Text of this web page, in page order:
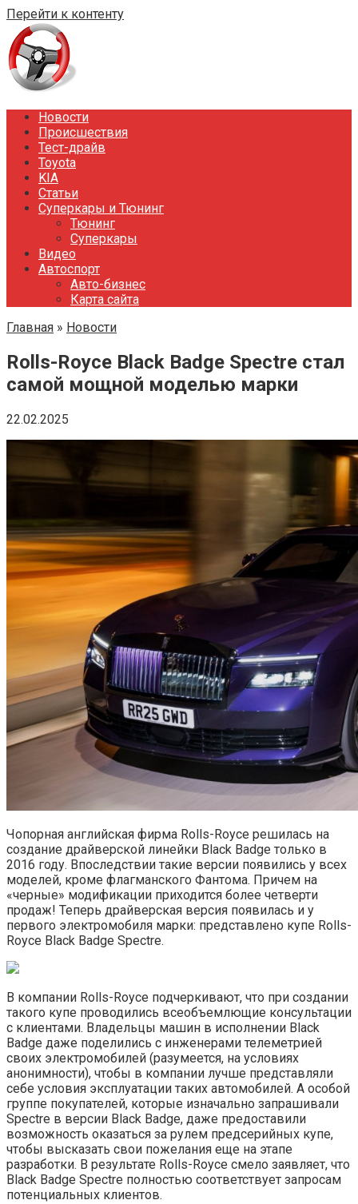
Перейти к контенту
Новости
Происшествия
Тест-драйв
Toyota
KIA
Статьи
Суперкары и Тюнинг
Тюнинг
Суперкары
Видео
Автоспорт
Авто-бизнес
Карта сайта
Главная » Новости
Rolls-Royce Black Badge Spectre стал
самой мощной моделью марки
22.02.2025
Чопорная английская фирма Rolls-Royce решилась на
создание драйверской линейки Black Badge только в
2016 году. Впоследствии такие версии появились у всех
моделей, кроме флагманского Фантома. Причем на
«черные» модификации приходится более четверти
продаж! Теперь драйверская версия появилась и у
первого электромобиля марки: представлено купе Rolls-
Royce Black Badge Spectre.
В компании Rolls-Royce подчеркивают, что при создании
такого купе проводились всеобъемлющие консультации
с клиентами. Владельцы машин в исполнении Black
Badge даже поделились с инженерами телеметрией
своих электромобилей (разумеется, на условиях
анонимности), чтобы в компании лучше представляли
себе условия эксплуатации таких автомобилей. А особой
группе покупателей, которые изначально запрашивали
Spectre в версии Black Badge, даже предоставили
возможность оказаться за рулем предсерийных купе,
чтобы высказать свои пожелания еще на этапе
разработки. В результате Rolls-Royce смело заявляет, что
Black Badge Spectre полностью соответствует запросам
потенциальных клиентов.